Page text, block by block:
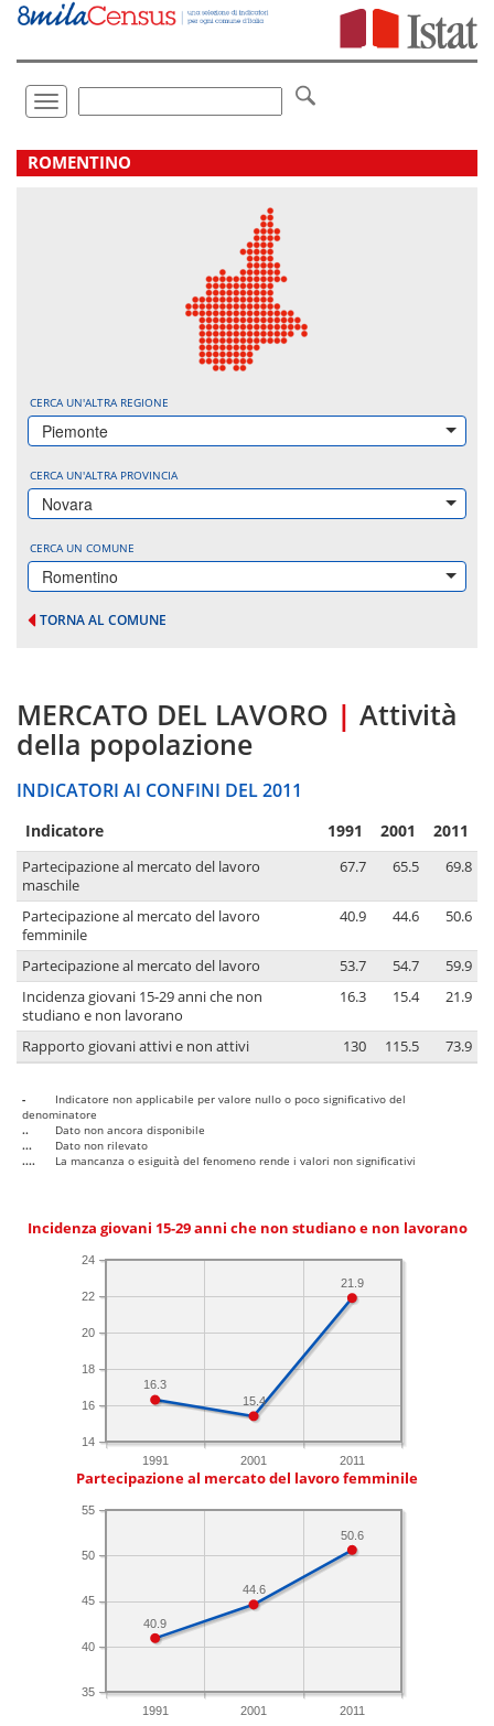
Vai
direttamente
Toggle
navigation
.
ROMENTINO
CERCA UN'ALTRA REGIONE
Piemonte
CERCA UN'ALTRA PROVINCIA
Novara
CERCA UN COMUNE
Romentino
TORNA AL COMUNE
MERCATO DEL LAVORO | Attività
della popolazione
INDICATORI AI CONFINI DEL 2011
Indicatore 1991 2001 2011
Partecipazione al mercato del lavoro
maschile
67.7 65.5 69.8
Partecipazione al mercato del lavoro
femminile
40.9 44.6 50.6
Partecipazione al mercato del lavoro 53.7 54.7
59.9
Incidenza giovani 15-29 anni che non
studiano e non lavorano
16.3 15.4 21.9
Rapporto giovani attivi e non attivi 130 115.5 73.9
-
Indicatore non applicabile per valore nullo o poco significativo del
denominatore
..
Dato non ancora disponibile
...
Dato non rilevato
....
La mancanza o esiguità del fenomeno rende i valori non significativi
Incidenza giovani 15-29 anni che non studiano e non lavorano
1991 2001 2011
14
16
18
20
22
24
21.9
15.4
16.3
Partecipazione al mercato del lavoro femminile
1991 2001 2011
35
40
45
50
55
50.6
44.6
40.9